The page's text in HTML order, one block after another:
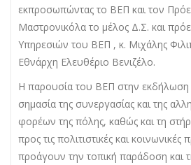
εκπροσωπώντας το ΒΕΠ και τον
Μαστρονικόλα το μέλος Δ.Σ. και
Υπηρεσιών του ΒΕΠ , κ. Μιχάλης
Εθνάρχη Ελευθέριο Βενιζέλο.
Η παρουσία του ΒΕΠ στην εκδήλωση
σημασία της συνεργασίας και της
φορέων της πόλης, καθώς και τη
προς τις πολιτιστικές και
προάγουν την τοπική παράδοση και